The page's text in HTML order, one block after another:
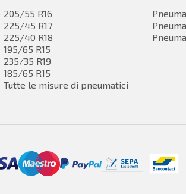
205/55 R16
225/45 R17
225/40 R18
195/65 R15
235/35 R19
185/65 R15
Tutte le misure di pneumatici